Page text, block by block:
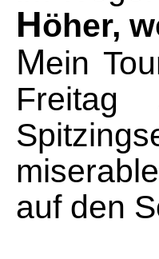
Höher,
Mein
Freitag
auf den